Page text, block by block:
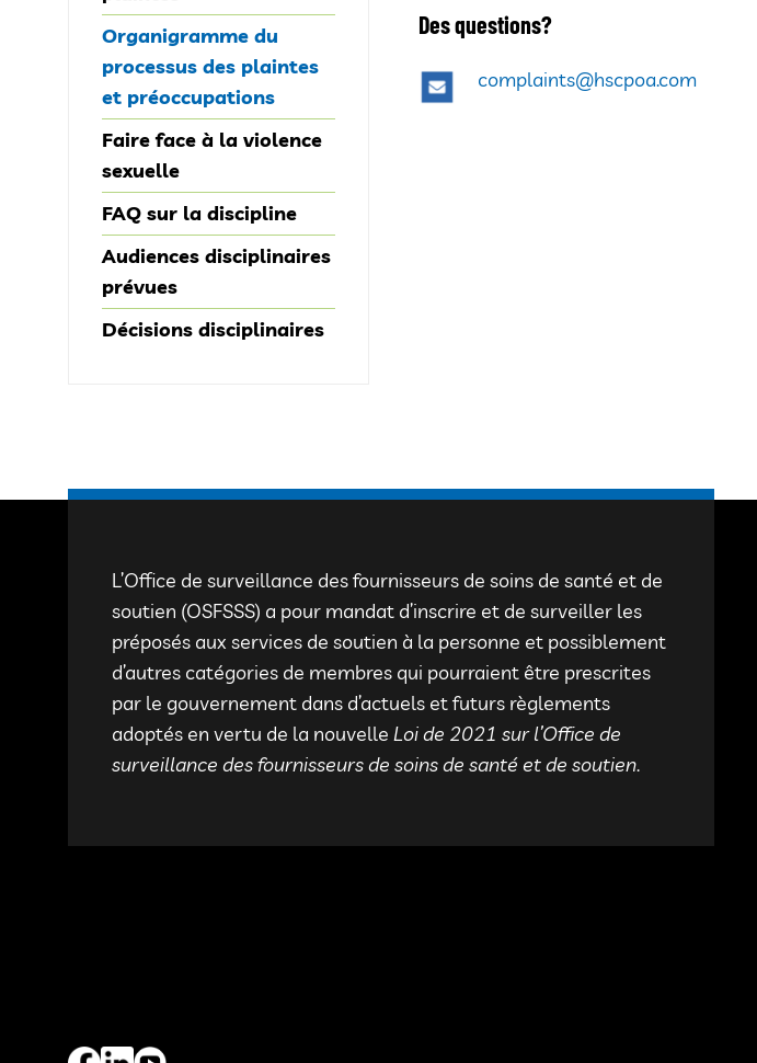
Des questions?
complaints@hscpoa.com
Organigramme du
processus des plaintes
et préoccupations
Faire face à la violence
sexuelle
FAQ sur la discipline
Audiences disciplinaires
prévues
Décisions disciplinaires
L’Office de surveillance des fournisseurs de soins de santé et de
soutien (OSFSSS) a pour mandat d’inscrire et de surveiller les
préposés aux services de soutien à la personne et possiblement
d’autres catégories de membres qui pourraient être prescrites
par le gouvernement dans d’actuels et futurs règlements
adoptés en vertu de la nouvelle Loi de 2021 sur l’Office de
surveillance des fournisseurs de soins de santé et de soutien.